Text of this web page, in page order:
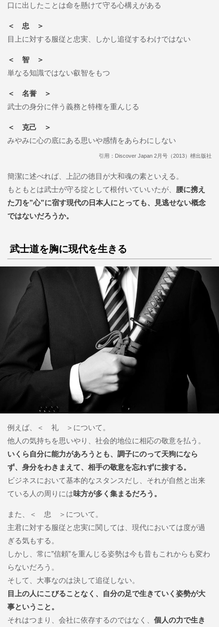
口に出したことは命を懸けて守る心構えがある
＜ 忠 ＞
目上に対する服従と忠実、しかし追従するわけではない
＜ 智 ＞
単なる知識ではない叡智をもつ
＜ 名誉 ＞
武士の身分に伴う義務と特権を重んじる
＜ 克己 ＞
みやみに心の底にある思いや感情をあらわにしない
引用：Discover Japan 2月号（2013）枻出版社
簡潔に述べれば、上記の徳目が大和魂の素といえる。
もともとは武士が守る掟として根付いていいたが、 腰に携え
た刀を”心”に宿す現代の日本人にとっても、見逃せない概念
ではないだろうか。
武士道を胸に現代を生きる
例えば、＜ 礼 ＞について。
他人の気持ちを思いやり、社会的地位に相応の敬意を払う。
いくら自分に能力があろうとも、調子にのって天狗になら
ず、身分をわきまえて、相手の敬意を忘れずに接する。
ビジネスにおいて基本的なスタンスだし、それが自然と出来
ている人の周りには味方が多く集まるだろう。
また、＜ 忠 ＞について。
主君に対する服従と忠実に関しては、現代においては度が過
ぎる気もする。
しかし、常に”信頼”を重んじる姿勢は今も昔もこれからも変わ
らないだろう。
そして、大事なのは決して追従しない。
目上の人にこびることなく、自分の足で生きていく姿勢が大
事ということ。
それはつまり、会社に依存するのではなく、 個人の力で生き